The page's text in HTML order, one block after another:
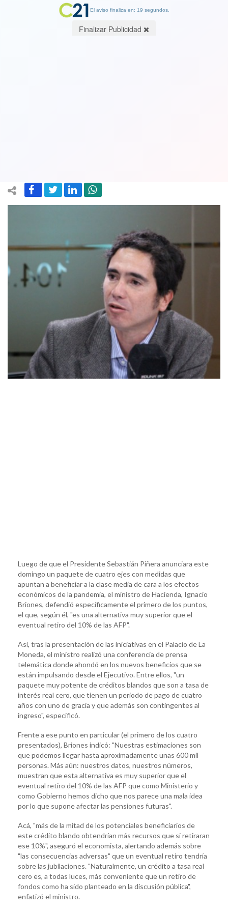
Luego de que el Presidente Sebastián Piñera anunciara este
domingo un paquete de cuatro ejes con medidas que
apuntan a beneficiar a la clase media de cara a los efectos
económicos de la pandemia, el ministro de Hacienda, Ignacio
Briones, defendió específicamente el primero de los puntos,
el que, según él, "es una alternativa muy superior que el
eventual retiro del 10% de las AFP".
Así, tras la presentación de las iniciativas en el Palacio de La
Moneda, el ministro realizó una conferencia de prensa
telemática donde ahondó en los nuevos beneficios que se
están impulsando desde el Ejecutivo. Entre ellos, "un
paquete muy potente de créditos blandos que son a tasa de
interés real cero, que tienen un periodo de pago de cuatro
años con uno de gracia y que además son contingentes al
ingreso", especificó.
Frente a ese punto en particular (el primero de los cuatro
presentados), Briones indicó: "Nuestras estimaciones son
que podemos llegar hasta aproximadamente unas 600 mil
personas. Más aún: nuestros datos, nuestros números,
muestran que esta alternativa es muy superior que el
eventual retiro del 10% de las AFP que como Ministerio y
como Gobierno hemos dicho que nos parece una mala idea
por lo que supone afectar las pensiones futuras".
Acá, "más de la mitad de los potenciales beneficiarios de
este crédito blando obtendrían más recursos que si retiraran
ese 10%", aseguró el economista, alertando además sobre
"las consecuencias adversas" que un eventual retiro tendría
sobre las jubilaciones. "Naturalmente, un crédito a tasa real
cero es, a todas luces, más conveniente que un retiro de
fondos como ha sido planteado en la discusión pública",
enfatizó el ministro.
El aviso finaliza en: 19 segundos.
Finalizar Publicidad